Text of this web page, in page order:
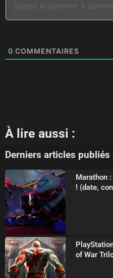
0 COMMENTAIRES
À lire aussi :
Derniers articles publiés
Marathon
! (date,
of War